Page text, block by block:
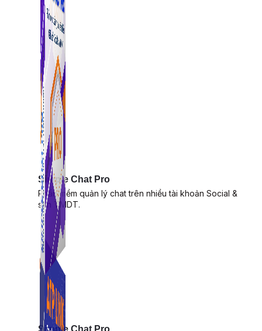
Simple Chat Pro
Phần mềm quản lý chat trên nhiều tài khoản Social &
sàn TMDT.
Simple Chat Pro